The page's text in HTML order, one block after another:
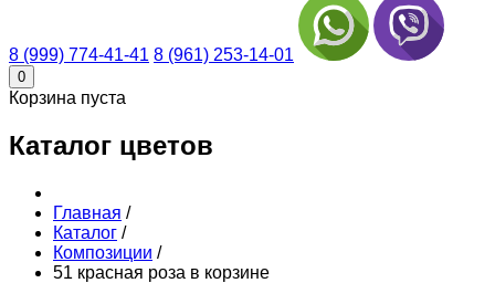
8 (999) 774-41-41 8 (961) 253-14-01
0
Корзина пуста
Каталог цветов
Главная /
Каталог /
Композиции /
51 красная роза в корзине